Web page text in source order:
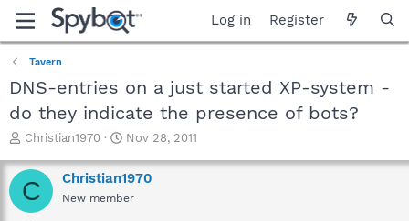
Log in Register
Tavern
DNS-entries on a just started XP-system -
do they indicate the presence of bots?
T
r
e
a
Christian1970
S
a
r
t
Nov 28, 2011
C Christian1970
New member